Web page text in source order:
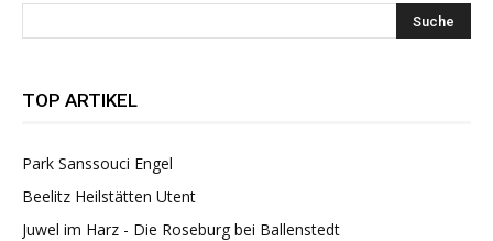
TOP ARTIKEL
Park Sanssouci Engel
Beelitz Heilstätten Utent
Juwel im Harz - Die Roseburg bei Ballenstedt